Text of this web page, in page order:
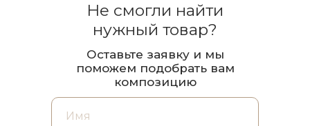
Не смогли найти
нужный товар?
Оставьте заявку и мы
поможем подобрать вам
композицию